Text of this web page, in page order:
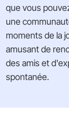
que vous
une
moments de la
amusant de
des amis et
spontanée.